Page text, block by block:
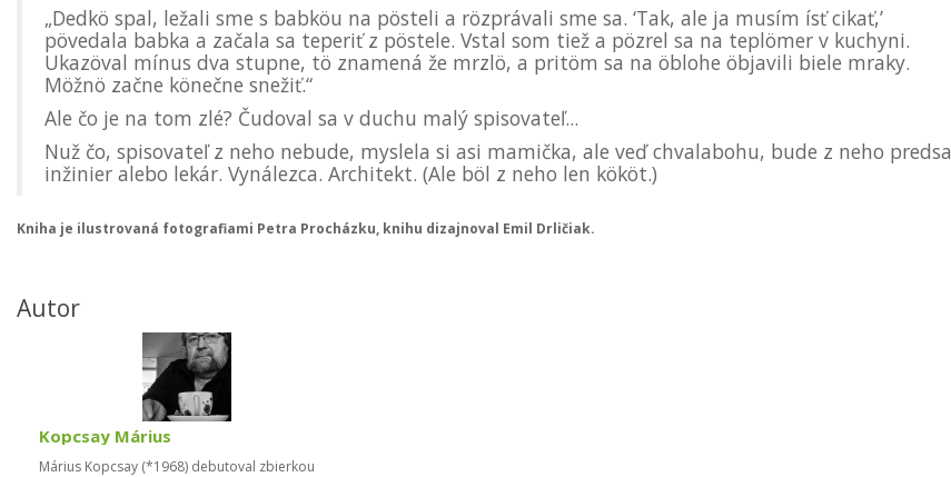
„Dedkö spal, ležali sme s babköu na pösteli a rözprávali sme sa. ‘Tak, ale ja musím ísť cikať,’
pövedala babka a začala sa teperiť z pöstele. Vstal som tiež a pözrel sa na teplömer v kuchyni.
Ukazöval mínus dva stupne, tö znamená že mrzlö, a pritöm sa na öblohe öbjavili biele mraky.
Möžnö začne könečne snežiť.“
Ale čo je na tom zlé? Čudoval sa v duchu malý spisovateľ...
Nuž čo, spisovateľ z neho nebude, myslela si asi mamička, ale veď chvalabohu, bude z neho predsa
inžinier alebo lekár. Vynálezca. Architekt. (Ale böl z neho len kököt.)
Kniha je ilustrovaná fotografiami Petra Procházku, knihu dizajnoval Emil Drličiak.
Autor
Kopcsay Márius
Márius Kopcsay (*1968) debutoval zbierkou